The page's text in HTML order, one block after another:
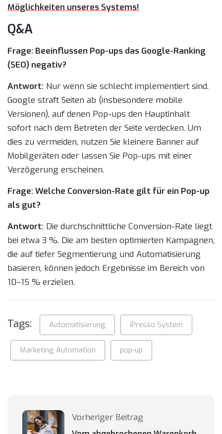
Möglichkeiten unseres Systems!
Q&A
Frage: Beeinflussen Pop-ups das Google-Ranking
(SEO) negativ?
Antwort: Nur wenn sie schlecht implementiert sind.
Google straft Seiten ab (insbesondere mobile
Versionen), auf denen Pop-ups den Hauptinhalt
sofort nach dem Betreten der Seite verdecken. Um
dies zu vermeiden, nutzen Sie kleinere Banner auf
Mobilgeräten oder lassen Sie Pop-ups mit einer
Verzögerung erscheinen.
Frage: Welche Conversion-Rate gilt für ein Pop-up
als gut?
Antwort: Die durchschnittliche Conversion-Rate liegt
bei etwa 3 %. Die am besten optimierten Kampagnen,
die auf tiefer Segmentierung und Automatisierung
basieren, können jedoch Ergebnisse im Bereich von
10–15 % erzielen.
Tags: Automatisierung iPresso System
Marketing Automation pop-up
Vorheriger Beitrag